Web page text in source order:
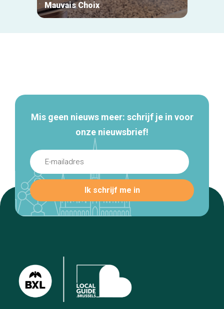
Mauvais Choix
Mis geen nieuws meer: schrijf je in voor
onze nieuwsbrief!